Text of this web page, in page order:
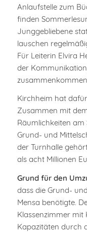
Anlaufstelle zum
finden
Junggebliebene
lauschen
Für Leiterin Elvira
der
zusammenkommen.
Kirchheim hat
Zusammen mit
Räumlichkeiten am
Grund- und
der Turnhalle
als acht Millionen
Grund für den
dass die Grund-
Mensa benötigte.
Klassenzimmer mit
Kapazitäten durch